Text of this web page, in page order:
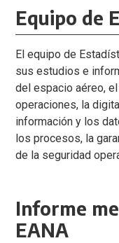
Equipo de
El equipo de
sus estudios e
del espacio aéreo,
operaciones, la
información y los
los procesos, la
de la seguridad
Informe
EANA